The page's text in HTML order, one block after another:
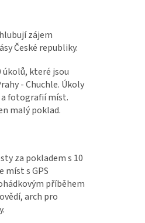
zájem
České republiky.
úkolů, které jsou
- Chuchle. Úkoly
fotografií míst.
malý poklad.
za pokladem s 10
míst s GPS
příběhem
arch pro